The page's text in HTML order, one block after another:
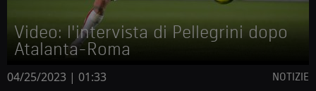
Video: l'intervista di Pellegrini dopo
Atalanta-Roma
04/25/2023 | 01:33 NOTIZIE